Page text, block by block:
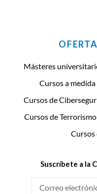
Másteres
Cursos a medida
Cursos de
Cursos de Terrorismo
Cursos
Suscríbete a la